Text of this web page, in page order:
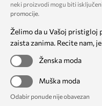
neki proizvodi mogu biti
promocije.
Želimo da u Vašoj pristigloj
zaista zanima. Recite nam,
Ženska moda
Muška moda
Odabir ponude nije obavezan